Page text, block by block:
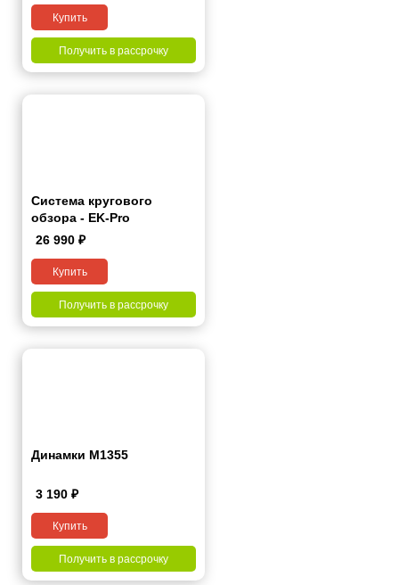
Купить
Получить в рассрочку
Система кругового
обзора - EK-Pro
26 990 ₽
Купить
Получить в рассрочку
Динамки M1355
3 190 ₽
Купить
Получить в рассрочку